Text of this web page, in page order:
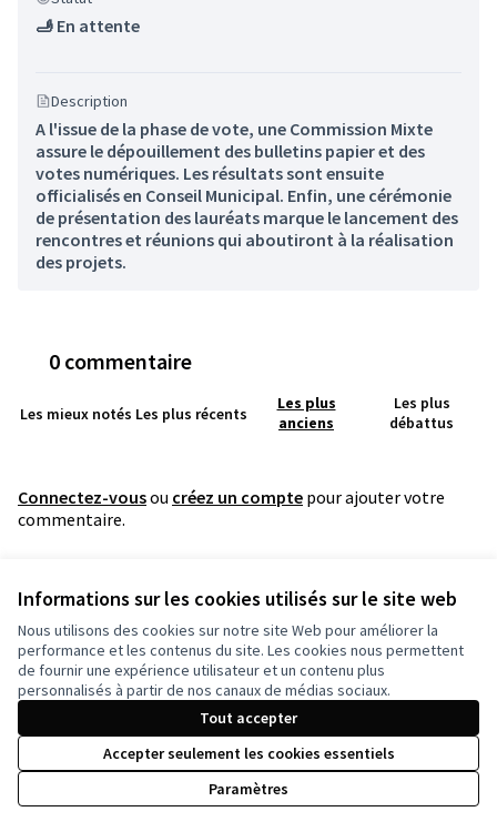
Informations sur les cookies utilisés sur le site web
Nous utilisons des cookies sur notre site Web pour améliorer la
performance et les contenus du site. Les cookies nous permettent
de fournir une expérience utilisateur et un contenu plus
personnalisés à partir de nos canaux de médias sociaux.
Tout accepter
Accepter seulement les cookies essentiels
Paramètres
🫸 En attente
Description
A l'issue de la phase de vote, une Commission Mixte
assure le dépouillement des bulletins papier et des
votes numériques. Les résultats sont ensuite
officialisés en Conseil Municipal. Enfin, une cérémonie
de présentation des lauréats marque le lancement des
rencontres et réunions qui aboutiront à la réalisation
des projets.
0 commentaire
Les mieux notés Les plus récents
Les plus
anciens
Les plus
débattus
Connectez-vousou créez un compte pour ajouter votre
commentaire.
Numéro de version 2(sur 2) voir les autres versions
Conditions d'utilisation
Paramètres des cookies
Site réalisé grâce aulogiciel libre Decidim .
Licence
(Lien